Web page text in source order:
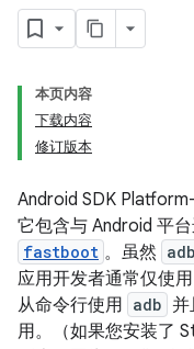
本页内容
下载内容
修订版本
Android SDK
它包含与 Android 平
fastboot 。虽然 adb
应用开发者通常仅使
从命令行使用 adb 并
用。（如果您安装了